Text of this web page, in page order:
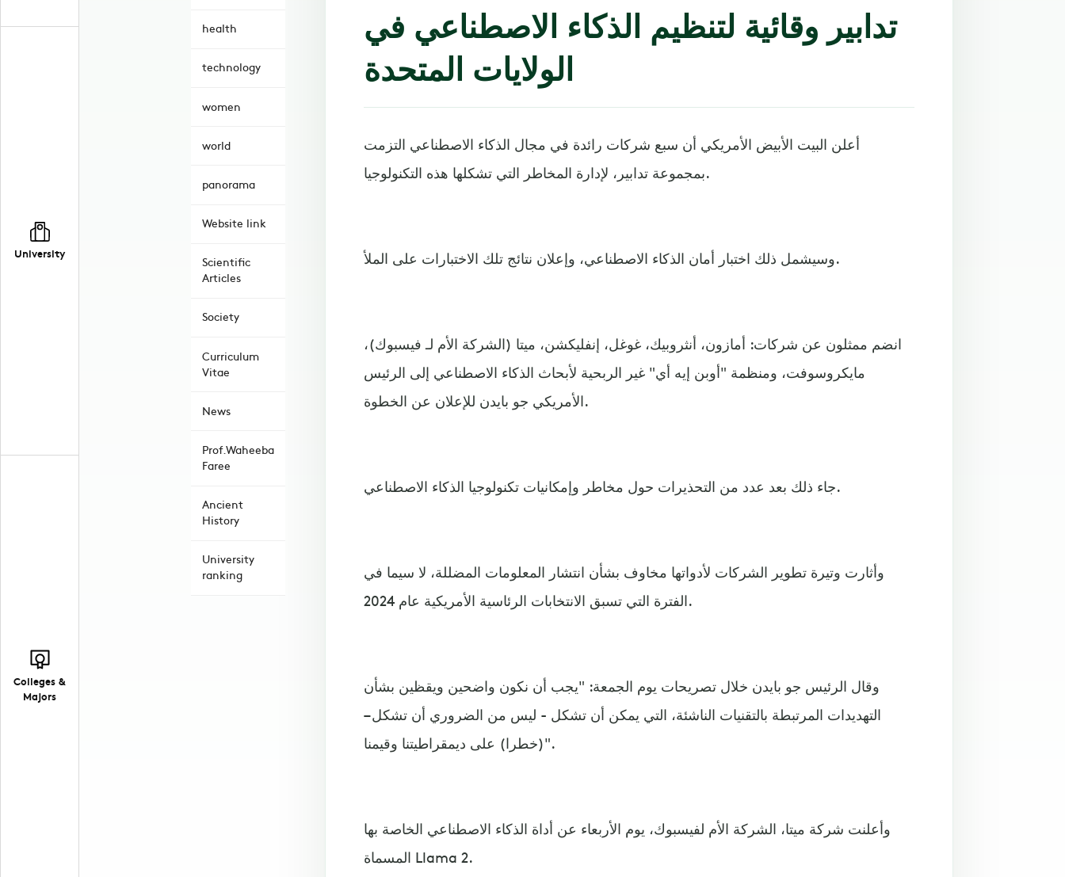
University
Colleges &
Majors
health
technology
women
world
panorama
Website link
Scientific
Articles
Society
Curriculum
Vitae
News
Prof.Waheeba
Faree
Ancient
History
University
ranking
تدابير وقائية لتنظيم الذكاء الاصطناعي في
الولايات المتحدة
أعلن البيت الأبيض الأمريكي أن سبع شركات رائدة في مجال الذكاء الاصطناعي التزمت
بمجموعة تدابير، لإدارة المخاطر التي تشكلها هذه التكنولوجيا.
وسيشمل ذلك اختبار أمان الذكاء الاصطناعي، وإعلان نتائج تلك الاختبارات على الملأ.
انضم ممثلون عن شركات: أمازون، أنثروبيك، غوغل، إنفليكشن، ميتا (الشركة الأم لـ فيسبوك)،
مايكروسوفت، ومنظمة "أوبن إيه أي" غير الربحية لأبحاث الذكاء الاصطناعي إلى الرئيس
الأمريكي جو بايدن للإعلان عن الخطوة.
جاء ذلك بعد عدد من التحذيرات حول مخاطر وإمكانيات تكنولوجيا الذكاء الاصطناعي.
وأثارت وتيرة تطوير الشركات لأدواتها مخاوف بشأن انتشار المعلومات المضللة، لا سيما في
الفترة التي تسبق الانتخابات الرئاسية الأمريكية عام 2024.
وقال الرئيس جو بايدن خلال تصريحات يوم الجمعة: "يجب أن نكون واضحين ويقظين بشأن
التهديدات المرتبطة بالتقنيات الناشئة، التي يمكن أن تشكل - ليس من الضروري أن تشكل –
(خطرا) على ديمقراطيتنا وقيمنا".
وأعلنت شركة ميتا، الشركة الأم لفيسبوك، يوم الأربعاء عن أداة الذكاء الاصطناعي الخاصة بها
المسماة Llama 2.